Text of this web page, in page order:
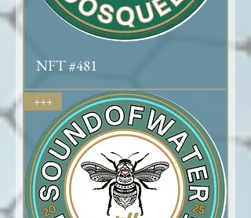
NFT #481
+++